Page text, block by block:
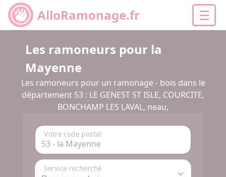
AlloRamonage.fr
Les ramoneurs pour la
Mayenne
Les ramoneurs pour un ramonage - bois dans le
département 53 : LE GENEST ST ISLE, COURCITE,
BONCHAMP LES LAVAL, neau,
Votre code postal
Service recherché